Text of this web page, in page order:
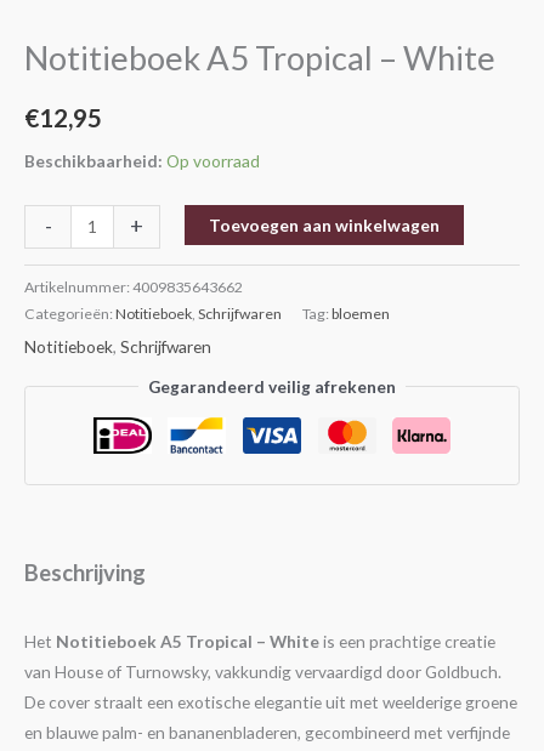
Notitieboek A5 Tropical – White
€12,95
Beschikbaarheid: Op voorraad
-
White
+ Toevoegen aan winkelwagen
Artikelnummer: 4009835643662
Categorieën: Notitieboek Schrijfwaren Tag: bloemen
Notitieboek, Schrijfwaren
Gegarandeerd veilig afrekenen
Beschrijving
Het Notitieboek A5 Tropical – Whiteis een prachtige creatie
van House of Turnowsky, vakkundig vervaardigd door Goldbuch.
De cover straalt een exotische elegantie uit met weelderige groene
en blauwe palm- en bananenbladeren, gecombineerd met verfijnde